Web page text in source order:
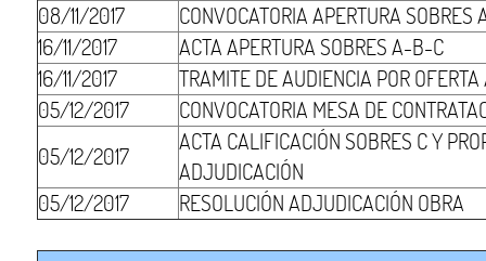
08/11/2017
CONVOCATORIA APERTURA
16/11/2017
ACTA APERTURA SOBRES A-B-C
16/11/2017
TRAMITE DE AUDIENCIA POR
05/12/2017
CONVOCATORIA MESA DE
05/12/2017
ACTA CALIFICACIÓN SOBRES C Y
ADJUDICACIÓN
05/12/2017
RESOLUCIÓN ADJUDICACIÓN OBRA